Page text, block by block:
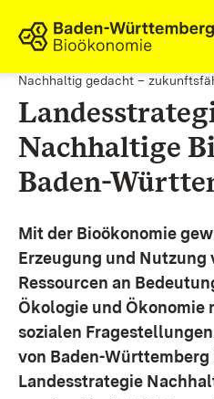
Zum Inhalt springen
Link zur Startseite
Nachhaltig gedacht –
Nachhaltige
Baden-
Mit der Bioökonomie
Erzeugung und Nutzung
Ressourcen an
Ökologie und Ökonomie
sozialen
von Baden-Württemberg
Landesstrategie